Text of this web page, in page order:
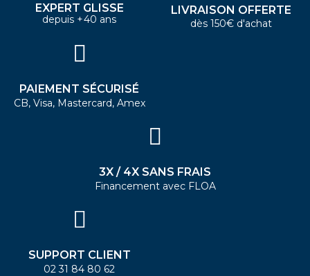
EXPERT GLISSE
depuis +40 ans
LIVRAISON OFFERTE
dès 150€ d'achat
PAIEMENT SÉCURISÉ
CB, Visa, Mastercard, Amex
3X / 4X SANS FRAIS
Financement avec FLOA
SUPPORT CLIENT
02 31 84 80 62